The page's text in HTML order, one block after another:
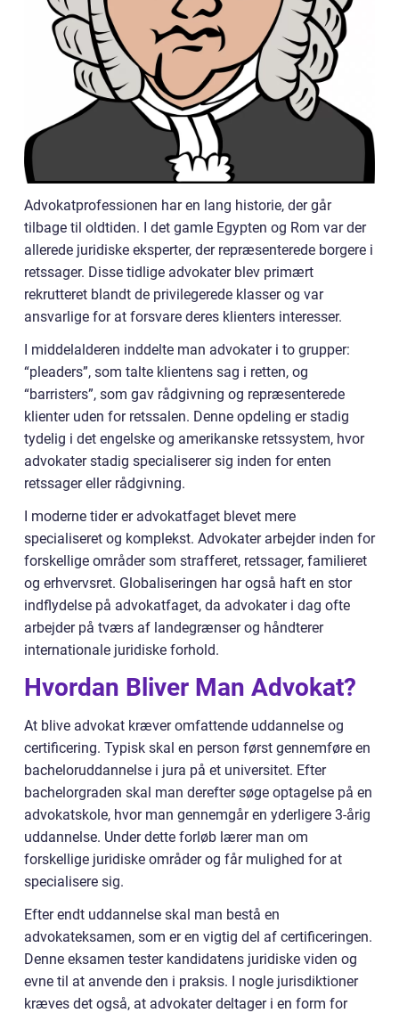
Advokatprofessionen har en lang historie, der går
tilbage til oldtiden. I det gamle Egypten og Rom var der
allerede juridiske eksperter, der repræsenterede borgere i
retssager. Disse tidlige advokater blev primært
rekrutteret blandt de privilegerede klasser og var
ansvarlige for at forsvare deres klienters interesser.
I middelalderen inddelte man advokater i to grupper:
“pleaders”, som talte klientens sag i retten, og
“barristers”, som gav rådgivning og repræsenterede
klienter uden for retssalen. Denne opdeling er stadig
tydelig i det engelske og amerikanske retssystem, hvor
advokater stadig specialiserer sig inden for enten
retssager eller rådgivning.
I moderne tider er advokatfaget blevet mere
specialiseret og komplekst. Advokater arbejder inden for
forskellige områder som strafferet, retssager, familieret
og erhvervsret. Globaliseringen har også haft en stor
indflydelse på advokatfaget, da advokater i dag ofte
arbejder på tværs af landegrænser og håndterer
internationale juridiske forhold.
Hvordan Bliver Man Advokat?
At blive advokat kræver omfattende uddannelse og
certificering. Typisk skal en person først gennemføre en
bacheloruddannelse i jura på et universitet. Efter
bachelorgraden skal man derefter søge optagelse på en
advokatskole, hvor man gennemgår en yderligere 3-årig
uddannelse. Under dette forløb lærer man om
forskellige juridiske områder og får mulighed for at
specialisere sig.
Efter endt uddannelse skal man bestå en
advokateksamen, som er en vigtig del af certificeringen.
Denne eksamen tester kandidatens juridiske viden og
evne til at anvende den i praksis. I nogle jurisdiktioner
kræves det også, at advokater deltager i en form for